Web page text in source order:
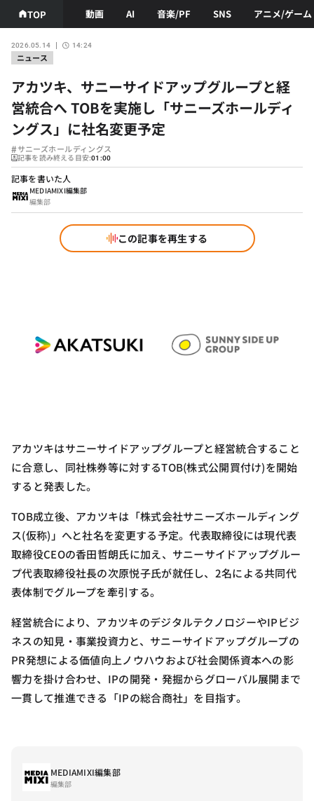
TOP 動画 AI 音楽/PF SNS アニメ/ゲーム
ニュース
2026.05.14 14:24
アカツキ、サニーサイドアップグループと経
営統合へ TOBを実施し「サニーズホールディ
ングス」に社名変更予定
#サニーズホールディングス
記事を読み終える目安:01:00
記事を書いた人
MEDIAMIXI編集部
編集部
この記事を再生する
アカツキはサニーサイドアップグループと経営統合すること
に合意し、同社株券等に対するTOB(株式公開買付け)を開始
すると発表した。
TOB成立後、アカツキは「株式会社サニーズホールディング
ス(仮称)」へと社名を変更する予定。代表取締役には現代表
取締役CEOの香田哲朗氏に加え、サニーサイドアップグルー
プ代表取締役社長の次原悦子氏が就任し、2名による共同代
表体制でグループを牽引する。
経営統合により、アカツキのデジタルテクノロジーやIPビジ
ネスの知見・事業投資力と、サニーサイドアップグループの
PR発想による価値向上ノウハウおよび社会関係資本への影
響力を掛け合わせ、IPの開発・発掘からグローバル展開まで
一貫して推進できる「IPの総合商社」を目指す。
MEDIAMIXI編集部
編集部